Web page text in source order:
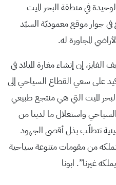
في منطقة البحر الميت
في جوار موقع معموديّة السيّد
المجاورة له.
الفايز، إن إنشاء مغارة الميلاد في
على سعي القطاع السياحي إلى
الميت التي هي منتجع طبيعي
السياحي واستغلال ما لدينا من
تتطلّب بذل أقصى الجهود
نملكه من مقومات متنوعة سياحية
غيرنا”. ابونا